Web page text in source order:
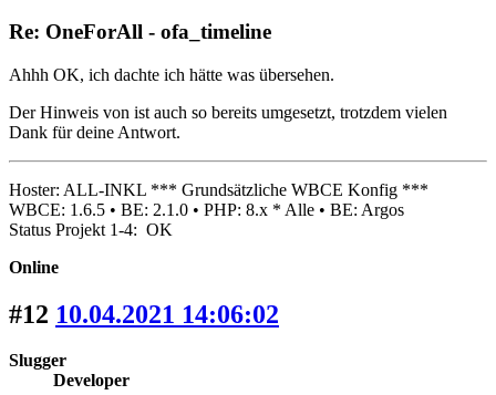
Re: OneForAll - ofa_timeline
Ahhh OK, ich dachte ich hätte was übersehen.
Der Hinweis von ist auch so bereits umgesetzt, trotzdem vielen
Dank für deine Antwort.
Hoster: ALL-INKL *** Grundsätzliche WBCE Konfig ***
WBCE: 1.6.5 • BE: 2.1.0 • PHP: 8.x * Alle • BE: Argos
Status Projekt 1-4: OK
Online
#12 10.04.2021 14:06:02
Slugger
Developer